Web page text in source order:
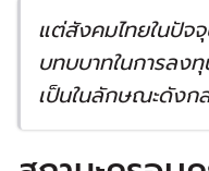
แต่สังคมไทยในปั
บทบบาทในการลง
เป็นในลักษณะดังก